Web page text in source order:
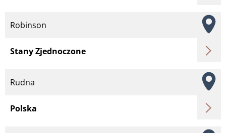
Robinson
Stany Zjednoczone
Rudna
Polska